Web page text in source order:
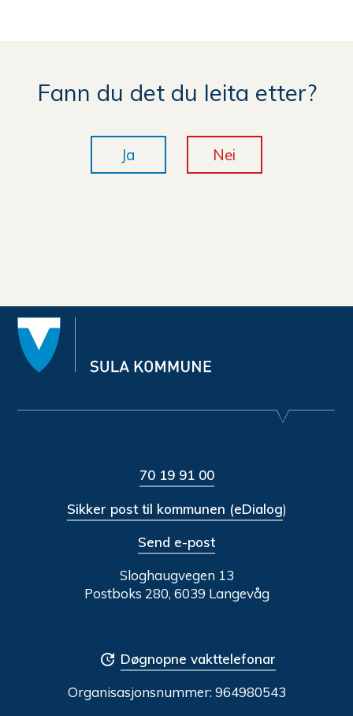
Fann du det du leita etter?
Ja Nei
70 19 91 00
Sikker post til kommunen (eDialog)
Send e-post
Sloghaugvegen 13
Postboks 280, 6039 Langevåg
Døgnopne vakttelefonar
Organisasjonsnummer:964980543